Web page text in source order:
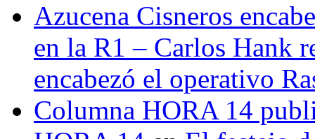
Azucena Cisneros
en la R1 – Carlos Hank
encabezó el operativo
Columna HORA 14